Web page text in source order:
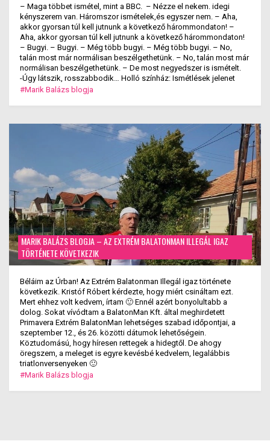
– Maga többet ismétel, mint a BBC. – Nézze el nekem. idegi
kényszerem van. Háromszor ismételek,és egyszer nem. – Aha,
akkor gyorsan túl kell jutnunk a következő hárommondaton! –
Aha, akkor gyorsan túl kell jutnunk a következő hárommondaton!
– Bugyi. – Bugyi. – Még több bugyi. – Még több bugyi. – No,
talán most már normálisan beszélgethetünk. – No, talán most már
normálisan beszélgethetünk. – De most negyedszer is ismételt.
-Úgy látszik, rosszabbodik… Holló színház: Ismétlések jelenet
#Marik Balázs blogja
MARIK BALÁZS BLOGJA – AZ EXTRÉM BALATONMAN ILLEGÁL IGAZ
TÖRTÉNETE KÖVETKEZIK
Béláim az Úrban! Az Extrém Balatonman Illegál igaz története
következik. Kristóf Róbert kérdezte, hogy miért csináltam ezt.
Mert ehhez volt kedvem, írtam 🙂 Ennél azért bonyolultabb a
dolog. Sokat vívódtam a BalatonMan Kft. által meghirdetett
Primavera Extrém BalatonMan lehetséges szabad időpontjai, a
szeptember 12., és 26. közötti dátumok lehetőségein.
Köztudomású, hogy híresen rettegek a hidegtől. De ahogy
öregszem, a meleget is egyre kevésbé kedvelem, legalábbis
triatlonversenyeken 🙂
#Marik Balázs blogja